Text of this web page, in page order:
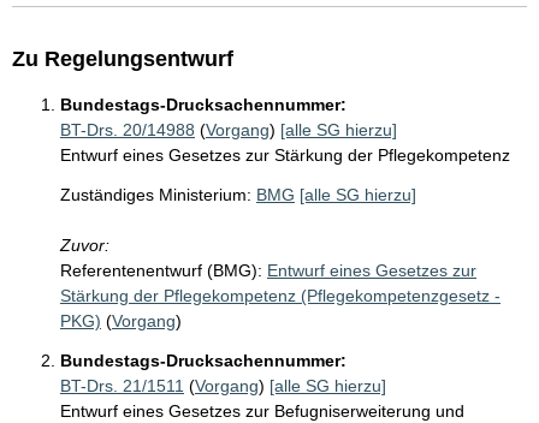
Zu Regelungsentwurf
Bundestags-Drucksachennummer:
BT-Drs. 20/14988 (Vorgang) [alle SG hierzu]
Entwurf eines Gesetzes zur Stärkung der Pflegekompetenz
Zuständiges Ministerium: BMG [alle SG hierzu]
Zuvor:
Referentenentwurf (BMG): Entwurf eines Gesetzes zur
Stärkung der Pflegekompetenz (Pflegekompetenzgesetz -
PKG) (Vorgang)
Bundestags-Drucksachennummer:
BT-Drs. 21/1511 (Vorgang) [alle SG hierzu]
Entwurf eines Gesetzes zur Befugniserweiterung und